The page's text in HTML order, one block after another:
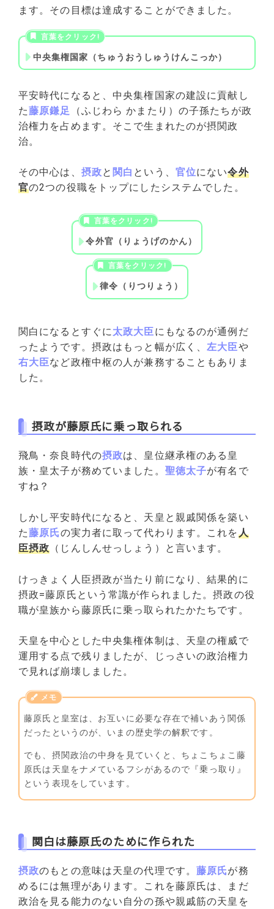
ます。その目標は達成することができました。
中央集権国家（ちゅうおうしゅうけんこっか）
平安時代になると、中央集権国家の建設に貢献し
た藤原鎌足
（ふじわら かまたり）の子孫たちが政
治権力を占めます。そこで生まれたのが摂関政
治。
その中心は、 摂政と 関白 という、 官位にない令外
官の2つの役職をトップにしたシステムでした。
令外官（りょうげのかん）
律令（りつりょう）
関白になるとすぐに太政大臣にもなるのが通例だ
ったようです。摂政はもっと幅が広く、左大臣や
右大臣など政権中枢の人が兼務することもありま
した。
摂政が藤原氏に乗っ取られる
飛鳥・奈良時代の摂政は、皇位継承権のある皇
族・皇太子が務めていました。 聖徳太子が有名で
すね？
しかし平安時代になると、天皇と親戚関係を築い
た藤原氏の実力者に取って代わります。これを人
臣摂政 （じんしんせっしょう）と言います。
けっきょく人臣摂政が当たり前になり、結果的に
摂政=藤原氏という常識が作られました。摂政の役
職が皇族から藤原氏に乗っ取られたかたちです。
天皇を中心とした中央集権体制は、天皇の権威で
運用する点で残りましたが、じっさいの政治権力
で見れば崩壊しました。
藤原氏と皇室は、お互いに必要な存在で補いあう関係
だったというのが、いまの歴史学の解釈です。
でも、摂関政治の中身を見ていくと、ちょこちょこ藤
原氏は天皇をナメているフシがあるので『乗っ取り』
という表現をしています。
関白は藤原氏のために作られた
摂政のもとの意味は天皇の代理です。藤原氏が務
めるには無理があります。これを藤原氏は、まだ
政治を見る能力のない自分の孫や親戚筋の天皇を